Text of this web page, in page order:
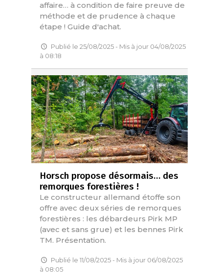
affaire… à condition de faire preuve de
méthode et de prudence à chaque
étape ! Guide d'achat.
Publié le 25/08/2025 - Mis à jour 04/08/2025
à 08:18
Horsch propose désormais… des
remorques forestières !
Le constructeur allemand étoffe son
offre avec deux séries de remorques
forestières : les débardeurs Pirk MP
(avec et sans grue) et les bennes Pirk
TM. Présentation.
Publié le 11/08/2025 - Mis à jour 06/08/2025
à 08:05